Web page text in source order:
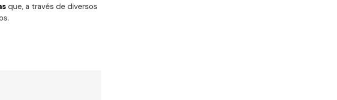
que, a través de diversos